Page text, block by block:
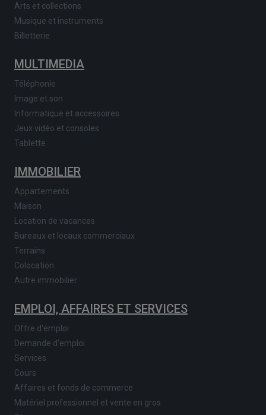
Arts et collections
Musique et instruments
Billetterie
MULTIMEDIA
Téléphonie
Image et son
Informatique et accessoires
Jeux vidéo et consoles
Tablette
IMMOBILIER
Appartements
Maison
Location de vacances
Bureaux et locaux commerciaux
Terrains
Colocation
Autre immobilier
EMPLOI, AFFAIRES ET SERVICES
Offre d'emploi
Demande d'emploi
Services
Cours
Affaires et fonds de commerce
Matériel professionnel et vente en gros